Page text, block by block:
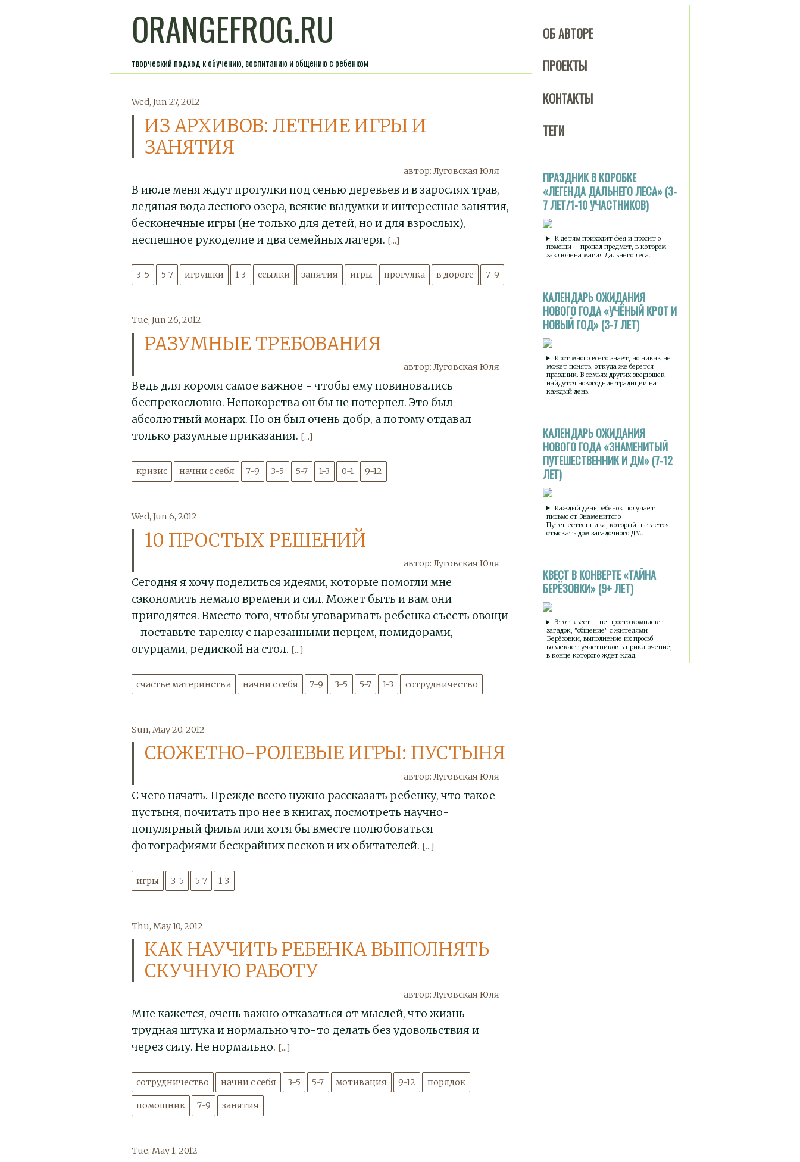
ORANGEFROG.RU
творческий подход к обучению, воспитанию и общению с ребенком
ОБ АВТОРЕ
ПРОЕКТЫ
КОНТАКТЫ
ТЕГИ
ПРАЗДНИК В КОРОБКЕ
«ЛЕГЕНДА ДАЛЬНЕГО ЛЕСА» (3-
7 ЛЕТ/1-10 УЧАСТНИКОВ)
К детям приходит фея и просит о
помощи – пропал предмет, в котором
заключена магия Дальнего леса.
КАЛЕНДАРЬ ОЖИДАНИЯ
НОВОГО ГОДА «УЧЁНЫЙ КРОТ И
НОВЫЙ ГОД» (3-7 ЛЕТ)
Крот много всего знает, но никак не
может понять, откуда же берется
праздник. В семьях других зверюшек
найдутся новогодние традиции на
каждый день.
КАЛЕНДАРЬ ОЖИДАНИЯ
НОВОГО ГОДА «ЗНАМЕНИТЫЙ
ПУТЕШЕСТВЕННИК И ДМ» (7-12
ЛЕТ)
Каждый день ребенок получает
письмо от Знаменитого
Путешественника, который пытается
отыскать дом загадочного ДМ.
КВЕСТ В КОНВЕРТЕ «ТАЙНА
БЕРЁЗОВКИ» (9+ ЛЕТ)
Этот квест – не просто комплект
загадок, "общение" с жителями
Берёзовки, выполнение их просьб
вовлекает участников в приключение,
в конце которого ждет клад.
Wed, Jun 27, 2012
ИЗ АРХИВОВ: ЛЕТНИЕ ИГРЫ И
ЗАНЯТИЯ
автор: Луговская Юля
В июле меня ждут прогулки под сенью деревьев и в зарослях трав,
ледяная вода лесного озера, всякие выдумки и интересные занятия,
бесконечные игры (не только для детей, но и для взрослых),
неспешное рукоделие и два семейных лагеря. [...]
3-5 5-7 игрушки 1-3 ссылки занятия игры прогулка в дороге 7-9
Tue, Jun 26, 2012
РАЗУМНЫЕ ТРЕБОВАНИЯ
автор: Луговская Юля
Ведь для короля самое важное - чтобы ему повиновались
беспрекословно. Непокорства он бы не потерпел. Это был
абсолютный монарх. Но он был очень добр, а потому отдавал
только разумные приказания. [...]
кризис начни с себя 7-9 3-5 5-7 1-3 0-1 9-12
Wed, Jun 6, 2012
10 ПРОСТЫХ РЕШЕНИЙ
автор: Луговская Юля
Сегодня я хочу поделиться идеями, которые помогли мне
сэкономить немало времени и сил. Может быть и вам они
пригодятся. Вместо того, чтобы уговаривать ребенка съесть овощи
- поставьте тарелку с нарезанными перцем, помидорами,
огурцами, редиской на стол. [...]
счастье материнства начни с себя 7-9 3-5 5-7 1-3 сотрудничество
Sun, May 20, 2012
СЮЖЕТНО-РОЛЕВЫЕ ИГРЫ: ПУСТЫНЯ
автор: Луговская Юля
С чего начать. Прежде всего нужно рассказать ребенку, что такое
пустыня, почитать про нее в книгах, посмотреть научно-
популярный фильм или хотя бы вместе полюбоваться
фотографиями бескрайних песков и их обитателей. [...]
игры 3-5 5-7 1-3
Thu, May 10, 2012
КАК НАУЧИТЬ РЕБЕНКА ВЫПОЛНЯТЬ
СКУЧНУЮ РАБОТУ
автор: Луговская Юля
Мне кажется, очень важно отказаться от мыслей, что жизнь
трудная штука и нормально что-то делать без удовольствия и
через силу. Не нормально. [...]
сотрудничество начни с себя 3-5 5-7 мотивация 9-12 порядок
помощник 7-9 занятия
Tue, May 1, 2012